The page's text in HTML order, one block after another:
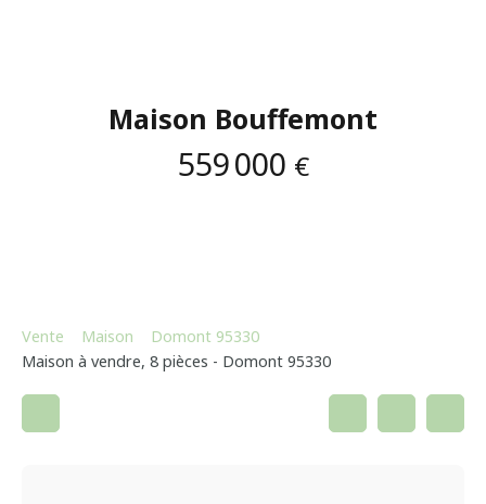
Maison Bouffemont
559 000 €
Vente Maison
Domont 95330
Maison à vendre, 8 pièces - Domont 95330